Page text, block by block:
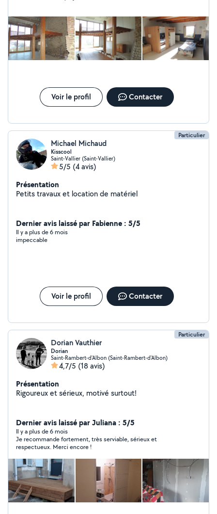
Voir le profil Contacter
Particulier
Michael Michaud
Kisscool
Saint-Vallier (Saint-Vallier)
5/5 (4 avis)
Présentation
Petits travaux et location de matériel
Dernier avis laissé par Fabienne : 5/5
Il y a plus de 6 mois
impeccable
Voir le profil Contacter
Particulier
Dorian Vauthier
Dorian
Saint-Rambert-d'Albon (Saint-Rambert-d'Albon)
4,7/5 (18 avis)
Présentation
Rigoureux et sérieux, motivé surtout!
Dernier avis laissé par Juliana : 5/5
Il y a plus de 6 mois
Je recommande fortement, très serviable, sérieux et
respectueux. Merci encore !